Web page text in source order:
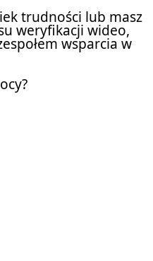
trudności lub masz
weryfikacji wideo,
wsparcia w